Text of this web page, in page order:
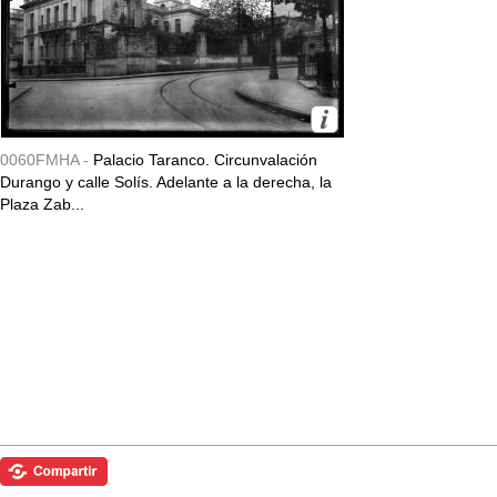
0060FMHA - Palacio Taranco. Circunvalación
Durango y calle Solís. Adelante a la derecha, la
Plaza Zab...